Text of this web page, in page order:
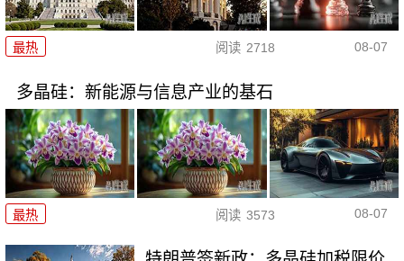
最热 阅读 2718 08-07
多晶硅：新能源与信息产业的基石
最热 阅读 3573 08-07